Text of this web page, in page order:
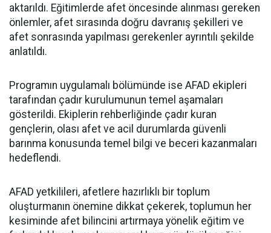
aktarıldı. Eğitimlerde afet öncesinde alınması gereken
önlemler, afet sırasında doğru davranış şekilleri ve
afet sonrasında yapılması gerekenler ayrıntılı şekilde
anlatıldı.
Programın uygulamalı bölümünde ise AFAD ekipleri
tarafından çadır kurulumunun temel aşamaları
gösterildi. Ekiplerin rehberliğinde çadır kuran
gençlerin, olası afet ve acil durumlarda güvenli
barınma konusunda temel bilgi ve beceri kazanmaları
hedeflendi.
AFAD yetkilileri, afetlere hazırlıklı bir toplum
oluşturmanın önemine dikkat çekerek, toplumun her
kesiminde afet bilincini artırmaya yönelik eğitim ve